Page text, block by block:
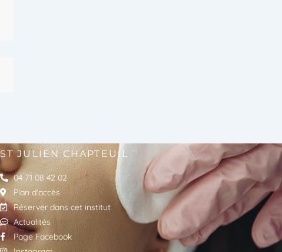
ST JULIEN CHAPTEUIL
04 71 08 42 02
Plan d'accès
Réserver dans cet institut
Actualités
Page Facebook